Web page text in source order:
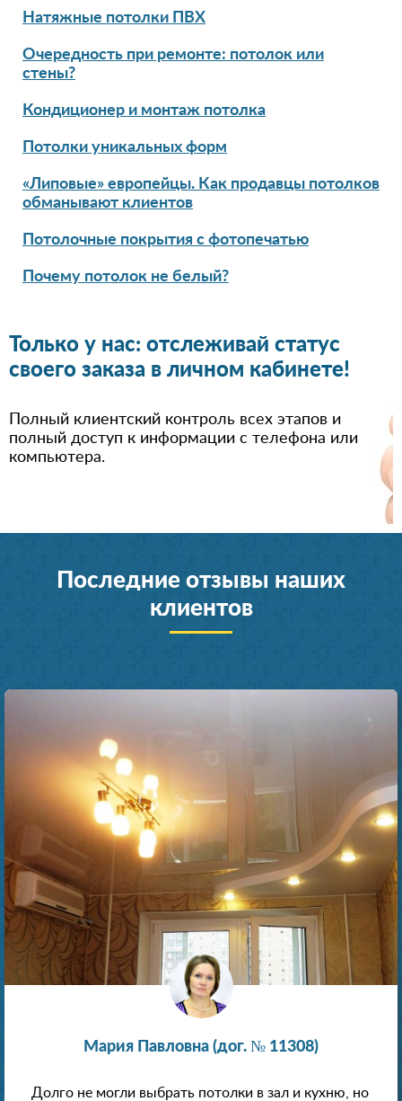
Натяжные потолки ПВХ
Очередность при ремонте: потолок или
стены?
Кондиционер и монтаж потолка
Потолки уникальных форм
«Липовые» европейцы. Как продавцы потолков
обманывают клиентов
Потолочные покрытия с фотопечатью
Почему потолок не белый?
Только у нас: отслеживай статус
своего заказа в личном кабинете!
Полный клиентский контроль всех этапов и
полный доступ к информации с телефона или
компьютера.
Последние отзывы наших
клиентов
Мария Павловна (дог. № 11308)
Долго не могли выбрать потолки в зал и кухню, но